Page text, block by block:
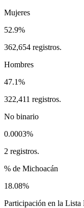
Mujeres
52.9%
362,654 registros.
Hombres
47.1%
322,411 registros.
No binario
0.0003%
2 registros.
% de Michoacán
18.08%
Participación en la